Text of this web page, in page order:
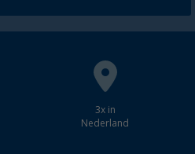
3x in
Nederland